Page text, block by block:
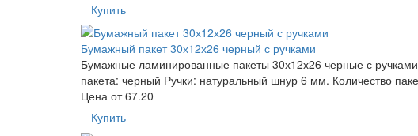
Купить
Бумажный пакет 30х12х26 черный с ручками
Бумажные ламинированные пакеты 30х12х26 черные с
пакета: черный Ручки: натуральный шнур 6 мм. Количество
Цена от67.20
Купить